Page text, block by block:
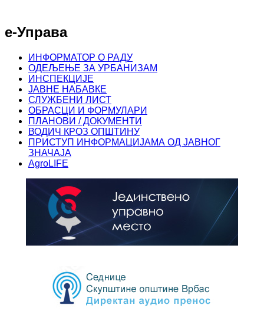
е-Управа
ИНФОРМАТОР О РАДУ
ОДЕЉЕЊЕ ЗА УРБАНИЗАМ
ИНСПЕКЦИЈЕ
ЈАВНЕ НАБАВКЕ
СЛУЖБЕНИ ЛИСТ
ОБРАСЦИ И ФОРМУЛАРИ
ПЛАНОВИ / ДОКУМЕНТИ
ВОДИЧ КРОЗ ОПШТИНУ
ПРИСТУП ИНФОРМАЦИЈАМА ОД ЈАВНОГ
ЗНАЧАЈА
AgroLIFE